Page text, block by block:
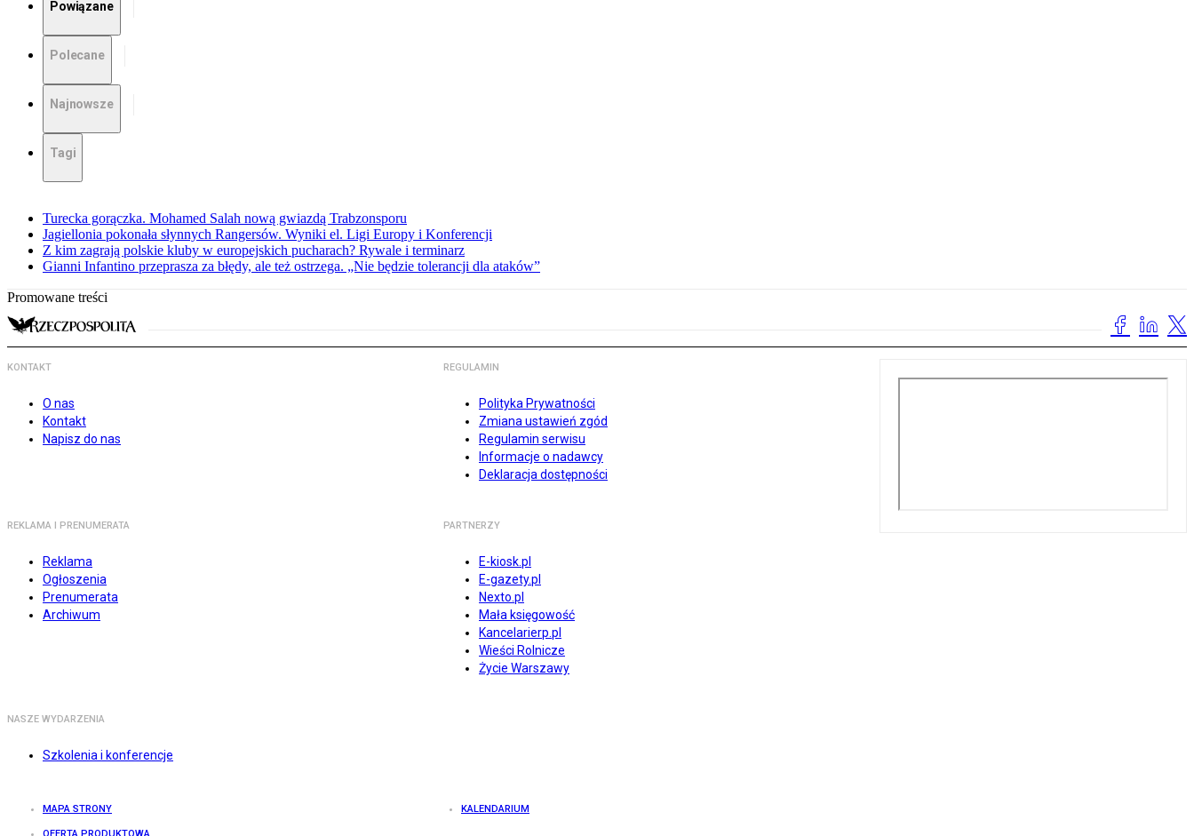
Powiązane
Polecane
Najnowsze
Tagi
Turecka gorączka. Mohamed Salah nową gwiazdą Trabzonsporu
Jagiellonia pokonała słynnych Rangersów. Wyniki el. Ligi Europy i Konferencji
Z kim zagrają polskie kluby w europejskich pucharach? Rywale i terminarz
Gianni Infantino przeprasza za błędy, ale też ostrzega. „Nie będzie tolerancji dla ataków”
Promowane treści
KONTAKT
O nas
Kontakt
Napisz do nas
REGULAMIN
Polityka Prywatności
Zmiana ustawień zgód
Regulamin serwisu
Informacje o nadawcy
Deklaracja dostępności
REKLAMA I PRENUMERATA
Reklama
Ogłoszenia
Prenumerata
Archiwum
PARTNERZY
E-kiosk.pl
E-gazety.pl
Nexto.pl
Mała księgowość
Kancelarierp.pl
Wieści Rolnicze
Życie Warszawy
NASZE WYDARZENIA
Szkolenia i konferencje
MAPA STRONY KALENDARIUM